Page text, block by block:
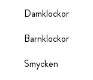
Damklockor
Barnklockor
Smycken